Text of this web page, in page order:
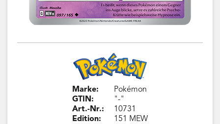
Marke:
GTIN:
Art.-Nr.:
Edition:
Pokémon
"-"
10731
151 MEW